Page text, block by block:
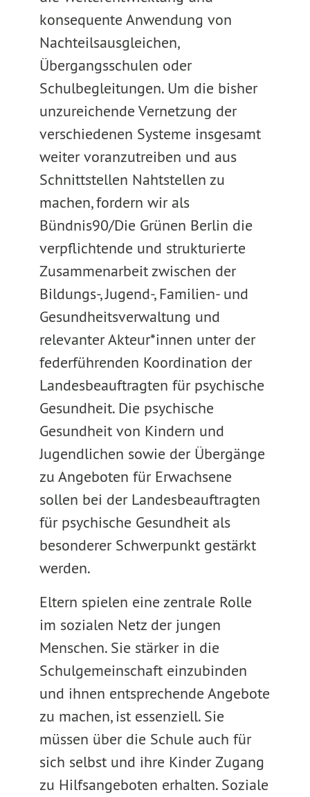
konsequente Anwendung von
Nachteilsausgleichen,
Übergangsschulen oder
Schulbegleitungen. Um die bisher
unzureichende Vernetzung der
verschiedenen Systeme insgesamt
weiter voranzutreiben und aus
Schnittstellen Nahtstellen zu
machen, fordern wir als
Bündnis90/Die Grünen Berlin die
verpflichtende und strukturierte
Zusammenarbeit zwischen der
Bildungs-, Jugend-, Familien- und
Gesundheitsverwaltung und
relevanter Akteur*innen unter der
federführenden Koordination der
Landesbeauftragten für psychische
Gesundheit. Die psychische
Gesundheit von Kindern und
Jugendlichen sowie der Übergänge
zu Angeboten für Erwachsene
sollen bei der Landesbeauftragten
für psychische Gesundheit als
besonderer Schwerpunkt gestärkt
werden.
Eltern spielen eine zentrale Rolle
im sozialen Netz der jungen
Menschen. Sie stärker in die
Schulgemeinschaft einzubinden
und ihnen entsprechende Angebote
zu machen, ist essenziell. Sie
müssen über die Schule auch für
sich selbst und ihre Kinder Zugang
zu Hilfsangeboten erhalten. Soziale